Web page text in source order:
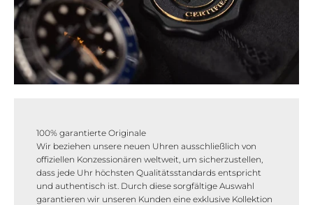
100% garantierte Originale
Wir beziehen unsere neuen Uhren ausschließlich von
offiziellen Konzessionären weltweit, um sicherzustellen,
dass jede Uhr höchsten Qualitätsstandards entspricht
und authentisch ist. Durch diese sorgfältige Auswahl
garantieren wir unseren Kunden eine exklusive Kollektion